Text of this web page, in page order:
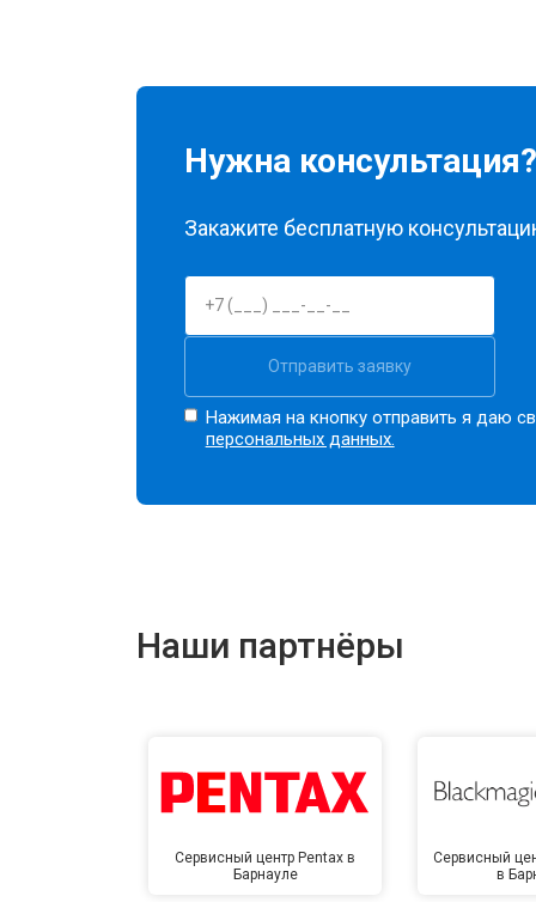
Нужна консультация?
Закажите бесплатную
Отправить заявку
Нажимая на кнопку отправить я даю
персональных данных.
Наши партнёры
Сервисный центр Pentax в
Барнауле
Сервисный
в